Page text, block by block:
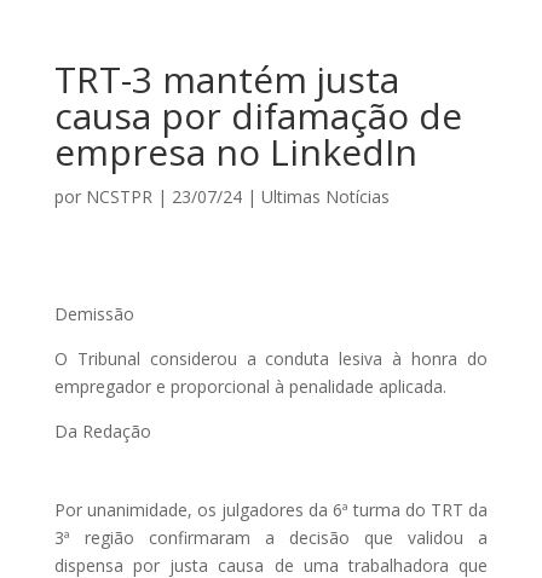
TRT-3 mantém justa
causa por difamação de
empresa no LinkedIn
por NCSTPR| 23/07/24| Ultimas Notícias
Demissão
O Tribunal considerou a conduta lesiva à honra do
empregador e proporcional à penalidade aplicada.
Da Redação
Por unanimidade, os julgadores da 6ª turma do TRT da
3ª região confirmaram a decisão que validou a
dispensa por justa causa de uma trabalhadora que